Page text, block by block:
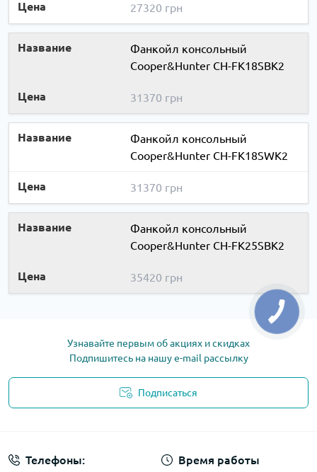
27320 грн
Фанкойл консольный
Cooper&Hunter CH-FK18SBK2
31370 грн
Фанкойл консольный
Cooper&Hunter CH-FK18SWK2
31370 грн
Фанкойл консольный
Cooper&Hunter CH-FK25SBK2
35420 грн
Узнавайте первым об акциях и скидках
Подпишитесь на нашу e-mail рассылку
Подписаться
Телефоны: Время работы